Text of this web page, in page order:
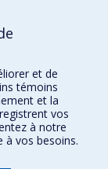
et de
témoins
et la
vos
à notre
à vos besoins.